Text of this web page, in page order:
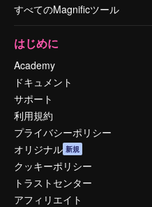
すべてのMagnificツール
はじめに
Academy
ドキュメント
サポート
利用規約
プライバシーポリシー
オリジナル 新規
クッキーポリシー
トラストセンター
アフィリエイト